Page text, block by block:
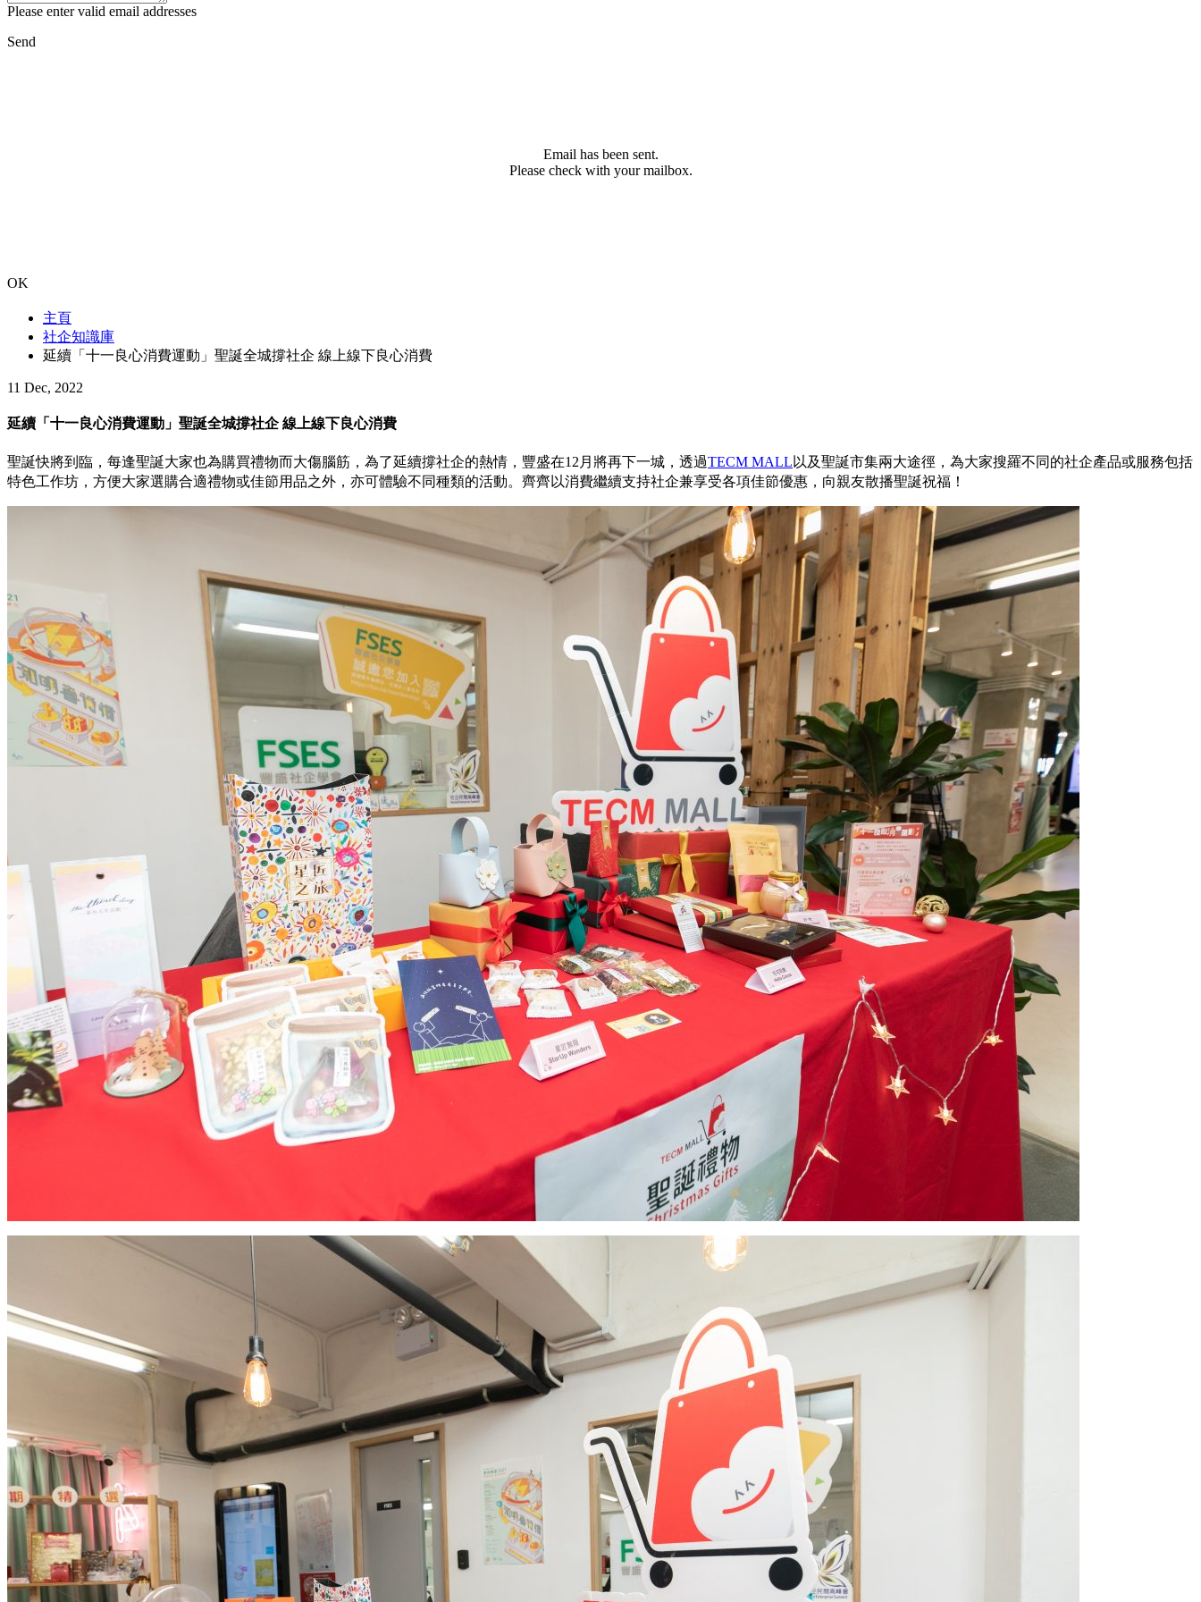
Please enter valid email addresses
Send
Email has been sent.
Please check with your mailbox.
OK
主頁
社企知識庫
延續「十一良心消費運動」聖誕全城撐社企 線上線下良心消費
11 Dec, 2022
延續「十一良心消費運動」聖誕全城撐社企 線上線下良心消費
聖誕快將到臨，每逢聖誕大家也為購買禮物而大傷腦筋，為了延續撐社企的熱情，豐盛在12月將再下一城，透過TECM MALL以及聖誕市集兩大途徑，為大家搜羅不同的社企產品或服務包括
特色工作坊，方便大家選購合適禮物或佳節用品之外，亦可體驗不同種類的活動。齊齊以消費繼續支持社企兼享受各項佳節優惠，向親友散播聖誕祝福！